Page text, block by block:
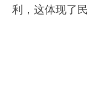
利，这体现了